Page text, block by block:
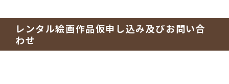
レンタル絵画作品仮申し込み及びお問い合
わせ